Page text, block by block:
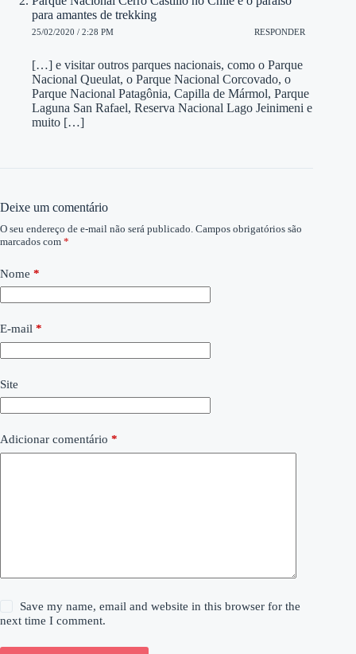
para amantes de trekking
25/02/2020 / 2:28 PM RESPONDER
[…] e visitar outros parques nacionais, como o Parque
Nacional Queulat, o Parque Nacional Corcovado, o
Parque Nacional Patagônia, Capilla de Mármol, Parque
Laguna San Rafael, Reserva Nacional Lago Jeinimeni e
muito […]
Deixe um comentário
O seu endereço de e-mail não será publicado. Campos obrigatórios são
marcados com *
Nome *
E-mail *
Site
Adicionar comentário *
Save my name, email and website in this browser for the
next time I comment.